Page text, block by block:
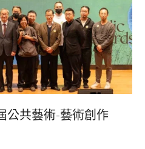
公共藝術-藝術創作